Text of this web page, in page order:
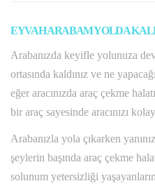
EYVAH ARABAM YOLDA
Arabanızda keyifle yolunuza
ortasında kaldınız ve ne
eğer aracınızda araç çekme
bir araç sayesinde aracınızı
Arabanızla yola çıkarken
şeylerin başında araç çekme
solunum yetersizliği